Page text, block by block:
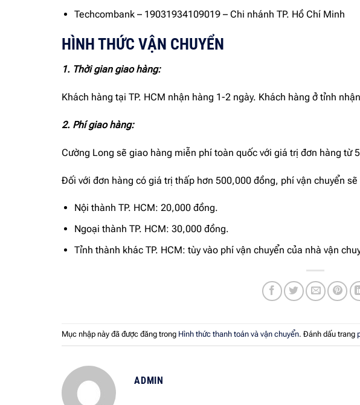
Techcombank – 19031934109019 – Chi nhánh TP. Hồ Chí Minh
HÌNH THỨC VẬN CHUYỂN
1. Thời gian giao hàng:
Khách hàng tại TP. HCM nhận hàng 1-2 ngày. Khách hàng ở tỉnh
2. Phí giao hàng:
Cường Long sẽ giao hàng miễn phí toàn quốc với giá trị đơn hàng từ
Đối với đơn hàng có giá trị thấp hơn 500,000 đồng, phí vận chuyển
Nội thành TP. HCM: 20,000 đồng.
Ngoại thành TP. HCM: 30,000 đồng.
Tỉnh thành khác TP. HCM: tùy vào phí vận chuyển của nhà vận
Mục nhập này đã được đăng trong Hình thức thanh toán và vận chuyển. Đánh dấu trang
ADMIN